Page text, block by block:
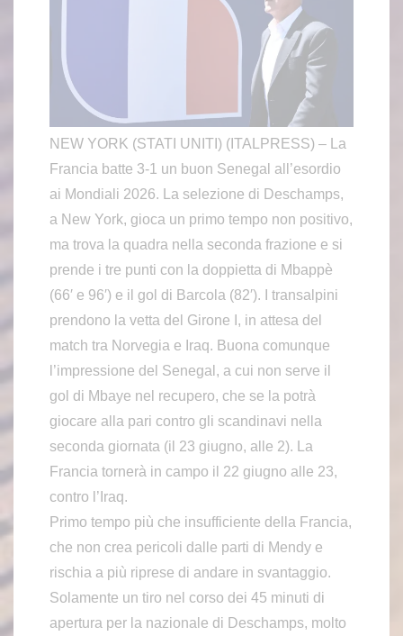
NEW YORK (STATI UNITI) (ITALPRESS) – La
Francia batte 3-1 un buon Senegal all’esordio
ai Mondiali 2026. La selezione di Deschamps,
a New York, gioca un primo tempo non positivo,
ma trova la quadra nella seconda frazione e si
prende i tre punti con la doppietta di Mbappè
(66′ e 96′) e il gol di Barcola (82′). I transalpini
prendono la vetta del Girone I, in attesa del
match tra Norvegia e Iraq. Buona comunque
l’impressione del Senegal, a cui non serve il
gol di Mbaye nel recupero, che se la potrà
giocare alla pari contro gli scandinavi nella
seconda giornata (il 23 giugno, alle 2). La
Francia tornerà in campo il 22 giugno alle 23,
contro l’Iraq.
Primo tempo più che insufficiente della Francia,
che non crea pericoli dalle parti di Mendy e
rischia a più riprese di andare in svantaggio.
Solamente un tiro nel corso dei 45 minuti di
apertura per la nazionale di Deschamps, molto